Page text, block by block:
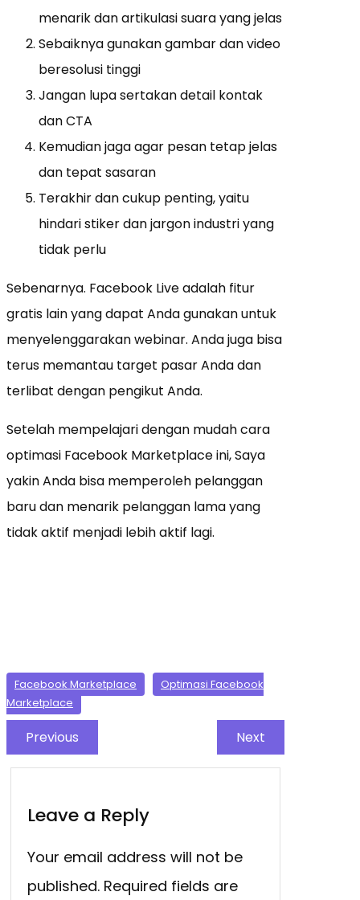
menarik dan artikulasi suara yang jelas
Sebaiknya gunakan gambar dan video
beresolusi tinggi
Jangan lupa sertakan detail kontak
dan CTA
Kemudian jaga agar pesan tetap jelas
dan tepat sasaran
Terakhir dan cukup penting, yaitu
hindari stiker dan jargon industri yang
tidak perlu
Sebenarnya. Facebook Live adalah fitur
gratis lain yang dapat Anda gunakan untuk
menyelenggarakan webinar. Anda juga bisa
terus memantau target pasar Anda dan
terlibat dengan pengikut Anda.
Setelah mempelajari dengan mudah cara
optimasi Facebook Marketplace ini, Saya
yakin Anda bisa memperoleh pelanggan
baru dan menarik pelanggan lama yang
tidak aktif menjadi lebih aktif lagi.
Facebook Marketplace
Optimasi Facebook
Marketplace
Previous Next
Leave a Reply
Your email address will not be
published. Required fields are